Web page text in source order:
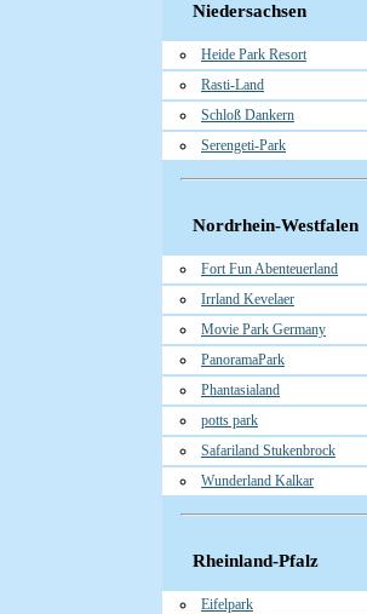
Niedersachsen
Heide Park Resort
Rasti-Land
Schloß Dankern
Serengeti-Park
Nordrhein-Westfalen
Fort Fun Abenteuerland
Irrland Kevelaer
Movie Park Germany
PanoramaPark
Phantasialand
potts park
Safariland Stukenbrock
Wunderland Kalkar
Rheinland-Pfalz
Eifelpark